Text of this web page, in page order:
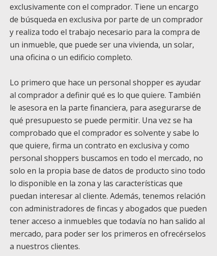
exclusivamente con el comprador. Tiene un encargo
de búsqueda en exclusiva por parte de un comprador
y realiza todo el trabajo necesario para la compra de
un inmueble, que puede ser una vivienda, un solar,
una oficina o un edificio completo.
Lo primero que hace un personal shopper es ayudar
al comprador a definir qué es lo que quiere. También
le asesora en la parte financiera, para asegurarse de
qué presupuesto se puede permitir. Una vez se ha
comprobado que el comprador es solvente y sabe lo
que quiere, firma un contrato en exclusiva y como
personal shoppers buscamos en todo el mercado, no
solo en la propia base de datos de producto sino todo
lo disponible en la zona y las características que
puedan interesar al cliente. Además, tenemos relación
con administradores de fincas y abogados que pueden
tener acceso a inmuebles que todavía no han salido al
mercado, para poder ser los primeros en ofrecérselos
a nuestros clientes.